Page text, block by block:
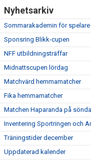
MEDLEMSKAP
Nyhetsarkiv
Sommarakademin för
Sponsring Blikk-cupen
NFF utbildningsträffar
Midnattscupen lördag
Matchvärd hemmamatcher
Fika hemmamatcher
Matchen Haparanda på
Inventering Sportringen och
Träningstider december
Uppdaterad kalender